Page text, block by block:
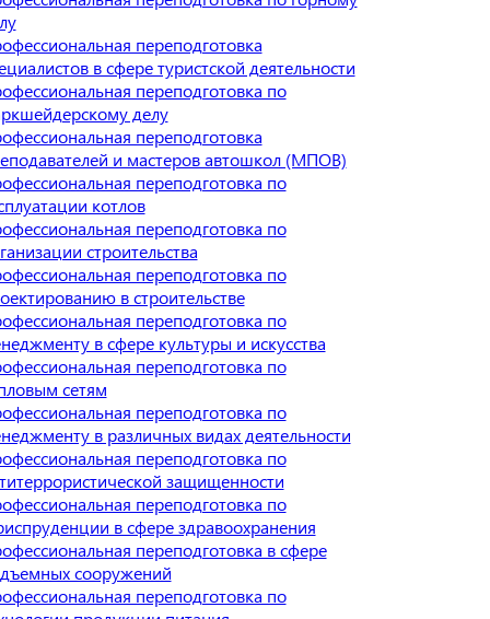
переподготовка
в сфере туристской деятельности
переподготовка по
делу
переподготовка
и мастеров автошкол (МПОВ)
переподготовка по
котлов
переподготовка по
строительства
переподготовка по
в строительстве
переподготовка по
в сфере культуры и искусства
переподготовка по
сетям
переподготовка по
в различных видах деятельности
переподготовка по
защищенности
переподготовка по
в сфере здравоохранения
переподготовка в сфере
сооружений
переподготовка по